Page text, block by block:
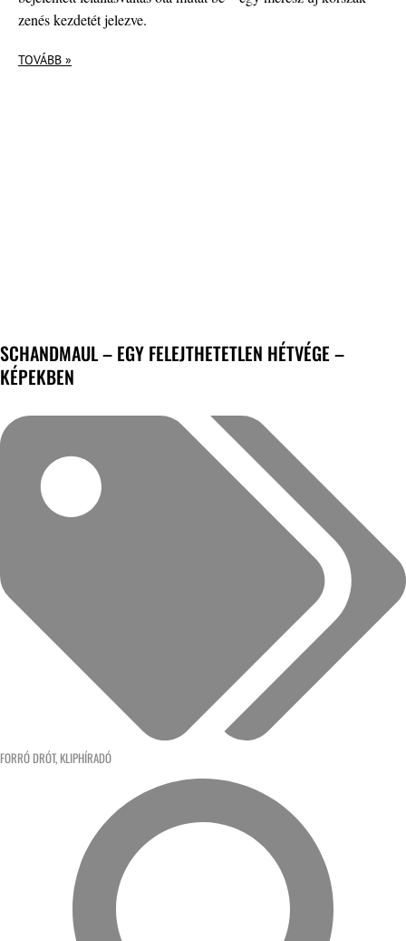
zenés kezdetét jelezve.
TOVÁBB »
SCHANDMAUL – EGY FELEJTHETETLEN HÉTVÉGE –
KÉPEKBEN
FORRÓ DRÓT, KLIPHÍRADÓ